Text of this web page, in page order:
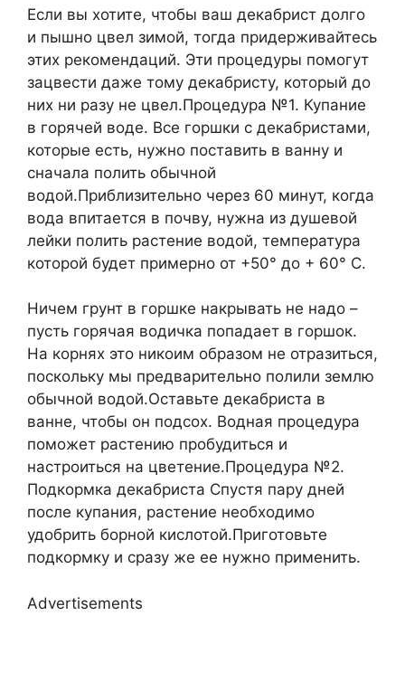
Если вы хотите, чтобы ваш декабрист долго
и пышно цвел зимой, тогда придерживайтесь
этих рекомендаций. Эти процедуры помогут
зацвести даже тому декабристу, который до
них ни разу не цвел.Процедура №1. Купание
в горячей воде. Все горшки с декабристами,
которые есть, нужно поставить в ванну и
сначала полить обычной
водой.Приблизительно через 60 минут, когда
вода впитается в почву, нужна из душевой
лейки полить растение водой, температура
которой будет примерно от +50° до + 60° С.
Ничем грунт в горшке накрывать не надо –
пусть горячая водичка попадает в горшок.
На корнях это никоим образом не отразиться,
поскольку мы предварительно полили землю
обычной водой.Оставьте декабриста в
ванне, чтобы он подсох. Водная процедура
поможет растению пробудиться и
настроиться на цветение.Процедура №2.
Подкормка декабриста Спустя пару дней
после купания, растение необходимо
удобрить борной кислотой.Приготовьте
подкормку и сразу же ее нужно применить.
Advertisements